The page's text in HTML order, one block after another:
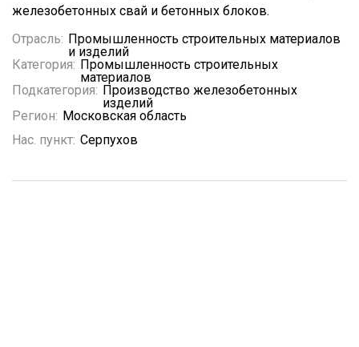
железобетонных свай и бетонных блоков.
Отрасль: Промышленность строительных материалов
и изделий
Категория: Промышленность строительных
материалов
Подкатегория: Производство железобетонных
изделий
Регион: Московская область
Нас. пункт: Серпухов